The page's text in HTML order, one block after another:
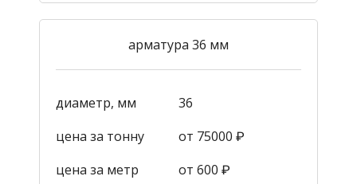
арматура 36 мм
диаметр, мм
36
цена за тонну
от 75000 ₽
цена за метр
от 600 ₽